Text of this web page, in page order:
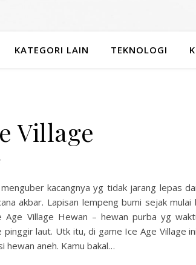
KATEGORI LAIN TEKNOLOGI
Village
kacangnya yg tidak jarang lepas
akbar. Lapisan lempeng bumi sejak
Age Village Hewan – hewan purba yg
laut. Utk itu, di game Ice Age Village
hewan aneh. Kamu bakal…